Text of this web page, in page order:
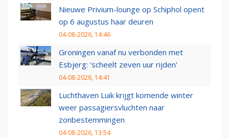
Nieuwe Privium-lounge op Schiphol opent
op 6 augustus haar deuren
04-08-2026, 14:46
Groningen vanaf nu verbonden met
Esbjerg: 'scheelt zeven uur rijden'
04-08-2026, 14:41
Luchthaven Luik krijgt komende winter
weer passagiersvluchten naar
zonbestemmingen
04-08-2026, 13:54